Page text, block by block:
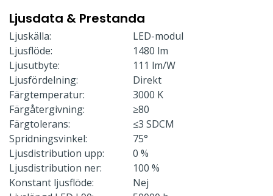
Ljusdata & Prestanda
Ljuskälla:
LED-modul
Ljusflöde:
1480 lm
Ljusutbyte:
111 lm/W
Ljusfördelning:
Direkt
Färgtemperatur:
3000 K
Färgåtergivning:
≥80
Färgtolerans:
≤3 SDCM
Spridningsvinkel:
75°
Ljusdistribution upp:
0 %
Ljusdistribution ner:
100 %
Konstant ljusflöde:
Nej